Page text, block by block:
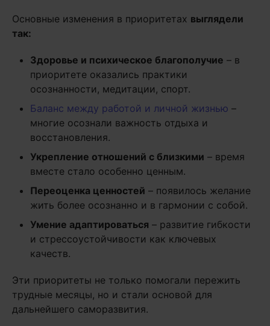
Основные изменения в приоритетах выглядели
так:
Здоровье и психическое благополучие – в
приоритете оказались практики
осознанности, медитации, спорт.
Баланс между работой и личной жизнью –
многие осознали важность отдыха и
восстановления.
Укрепление отношений с близкими – время
вместе стало особенно ценным.
Переоценка ценностей – появилось желание
жить более осознанно и в гармонии с собой.
Умение адаптироваться – развитие гибкости
и стрессоустойчивости как ключевых
качеств.
Эти приоритеты не только помогали пережить
трудные месяцы, но и стали основой для
дальнейшего саморазвития.